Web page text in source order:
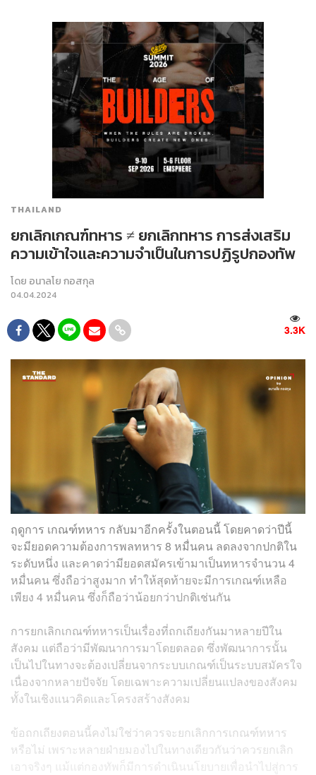
THAILAND
ยกเลิกเกณฑ์ทหาร ≠ ยกเลิกทหาร การส่งเสริม
ความเข้าใจและความจำเป็นในการปฏิรูปกองทัพ
โดย อนาลโย กอสกุล
04.04.2024
3.3K
ฤดูการ เกณฑ์ทหาร กลับมาอีกครั้งในตอนนี้ โดยคาดว่าปีนี้
จะมียอดความต้องการพลทหาร 8 หมื่นคน ลดลงจากปกติใน
ระดับหนึ่ง และคาดว่ามียอดสมัครเข้ามาเป็นทหารจำนวน 4
หมื่นคน ซึ่งถือว่าสูงมาก ทำให้สุดท้ายจะมีการเกณฑ์เหลือ
เพียง 4 หมื่นคน ซึ่งก็ถือว่าน้อยกว่าปกติเช่นกัน
การยกเลิกเกณฑ์ทหารเป็นเรื่องที่ถกเถียงกันมาหลายปีใน
สังคม แต่ถือว่ามีพัฒนาการมาโดยตลอด ซึ่งพัฒนาการนั้น
เป็นไปในทางจะต้องเปลี่ยนจากระบบเกณฑ์เป็นระบบสมัครใจ
เนื่องจากหลายปัจจัย โดยเฉพาะความเปลี่ยนแปลงของสังคม
ทั้งในเชิงแนวคิดและโครงสร้างสังคม
ข้อถกเถียงตอนนี้คงไม่ใช่ว่าควรจะยกเลิกการเกณฑ์ทหาร
หรือไม่ เพราะหลายฝ่ายมองไปในทางเดียวกันว่าควรยกเลิก
เอาจริงๆ แม้แต่กองทัพก็มีการดำเนินนโยบายเพื่อนำไปสู่การ